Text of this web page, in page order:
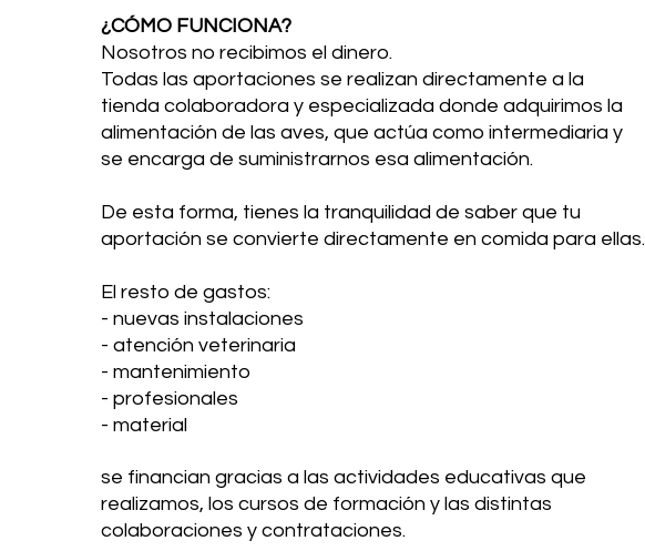
¿CÓMO FUNCIONA?
Nosotros no recibimos el dinero.
Todas las aportaciones se realizan directamente a la
tienda colaboradora y especializada donde adquirimos la
alimentación de las aves, que actúa como intermediaria y
se encarga de suministrarnos esa alimentación.
De esta forma, tienes la tranquilidad de saber que tu
aportación se convierte directamente en comida para ellas.
El resto de gastos:
- nuevas instalaciones
- atención veterinaria
- mantenimiento
- profesionales
- material
se financian gracias a las actividades educativas que
realizamos, los cursos de formación y las distintas
colaboraciones y contrataciones.